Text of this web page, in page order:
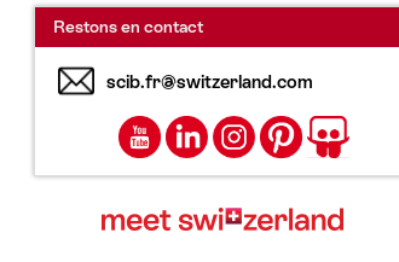
Restons en contact
scib.fr@switzerland.com